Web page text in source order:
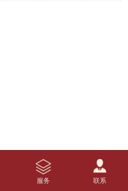
服务 联系